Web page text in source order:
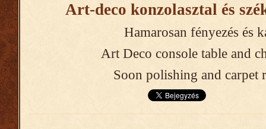
Art-deco konzolasztal és
Hamarosan fényezés és
Art Deco console table and
Soon polishing and carpet